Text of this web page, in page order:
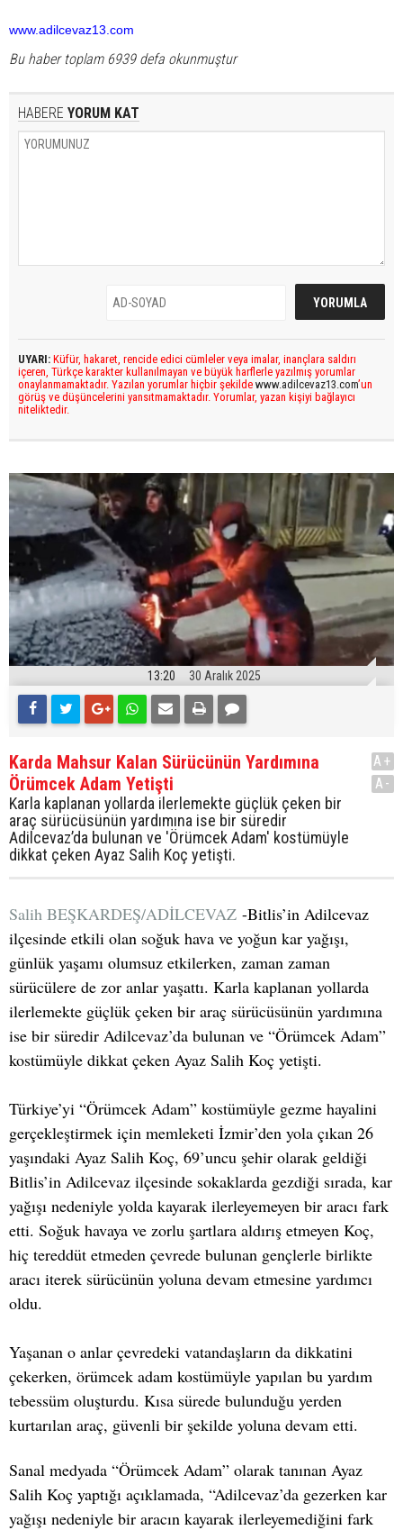
www.adilcevaz13.com
Bu haber toplam 6939 defa okunmuştur
HABERE YORUM KAT
UYARI: Küfür, hakaret, rencide edici cümleler veya imalar, inançlara saldırı
içeren, Türkçe karakter kullanılmayan ve büyük harflerle yazılmış yorumlar
onaylanmamaktadır. Yazılan yorumlar hiçbir şekilde www.adilcevaz13.com’un
görüş ve düşüncelerini yansıtmamaktadır. Yorumlar, yazan kişiyi bağlayıcı
niteliktedir.
13:20 30 Aralık 2025
Karda Mahsur Kalan Sürücünün Yardımına
Örümcek Adam Yetişti
Karla kaplanan yollarda ilerlemekte güçlük çeken bir
araç sürücüsünün yardımına ise bir süredir
Adilcevaz’da bulunan ve 'Örümcek Adam' kostümüyle
dikkat çeken Ayaz Salih Koç yetişti.
A+
A-
Salih BEŞKARDEŞ/ADİLCEVAZ -Bitlis’in Adilcevaz
ilçesinde etkili olan soğuk hava ve yoğun kar yağışı,
günlük yaşamı olumsuz etkilerken, zaman zaman
sürücülere de zor anlar yaşattı. Karla kaplanan yollarda
ilerlemekte güçlük çeken bir araç sürücüsünün yardımına
ise bir süredir Adilcevaz’da bulunan ve “Örümcek Adam”
kostümüyle dikkat çeken Ayaz Salih Koç yetişti.
Türkiye’yi “Örümcek Adam” kostümüyle gezme hayalini
gerçekleştirmek için memleketi İzmir’den yola çıkan 26
yaşındaki Ayaz Salih Koç, 69’uncu şehir olarak geldiği
Bitlis’in Adilcevaz ilçesinde sokaklarda gezdiği sırada, kar
yağışı nedeniyle yolda kayarak ilerleyemeyen bir aracı fark
etti. Soğuk havaya ve zorlu şartlara aldırış etmeyen Koç,
hiç tereddüt etmeden çevrede bulunan gençlerle birlikte
aracı iterek sürücünün yoluna devam etmesine yardımcı
oldu.
Yaşanan o anlar çevredeki vatandaşların da dikkatini
çekerken, örümcek adam kostümüyle yapılan bu yardım
tebessüm oluşturdu. Kısa sürede bulunduğu yerden
kurtarılan araç, güvenli bir şekilde yoluna devam etti.
Sanal medyada “Örümcek Adam” olarak tanınan Ayaz
Salih Koç yaptığı açıklamada, “Adilcevaz’da gezerken kar
yağışı nedeniyle bir aracın kayarak ilerleyemediğini fark